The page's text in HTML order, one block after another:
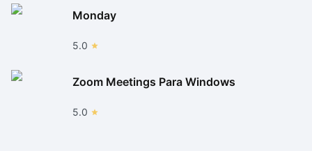
Monday
5.0
Zoom Meetings Para Windows
5.0